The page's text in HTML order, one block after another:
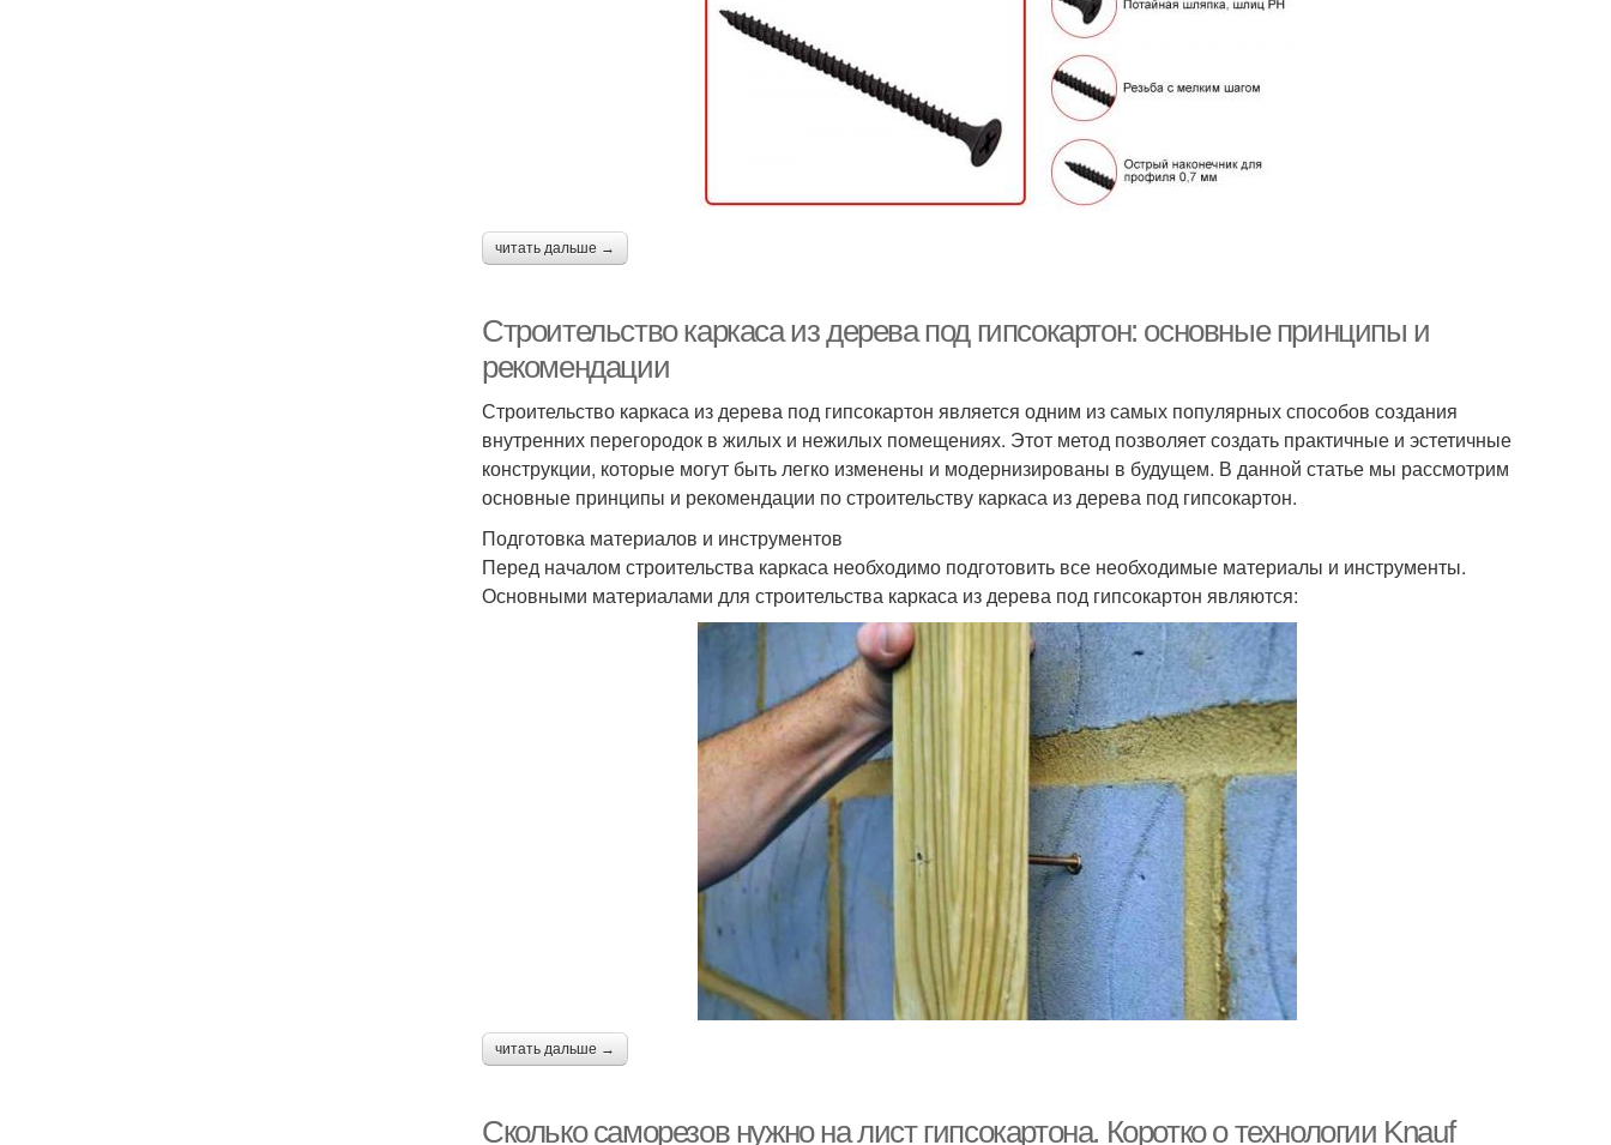
читать дальше →
Строительство каркаса из дерева под гипсокартон: основные принципы и
рекомендации
Строительство каркаса из дерева под гипсокартон является одним из самых популярных способов создания
внутренних перегородок в жилых и нежилых помещениях. Этот метод позволяет создать практичные и эстетичные
конструкции, которые могут быть легко изменены и модернизированы в будущем. В данной статье мы рассмотрим
основные принципы и рекомендации по строительству каркаса из дерева под гипсокартон.
Подготовка материалов и инструментов
Перед началом строительства каркаса необходимо подготовить все необходимые материалы и инструменты.
Основными материалами для строительства каркаса из дерева под гипсокартон являются:
читать дальше →
Сколько саморезов нужно на лист гипсокартона. Коротко о технологии Knauf